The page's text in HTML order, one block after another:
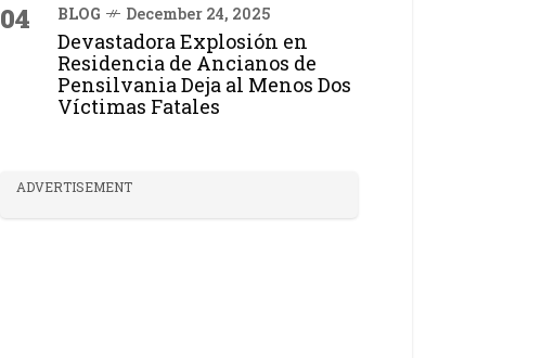
04 BLOG December 24, 2025
Devastadora Explosión en
Residencia de Ancianos de
Pensilvania Deja al Menos Dos
Víctimas Fatales
ADVERTISEMENT